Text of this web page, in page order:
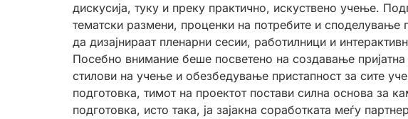
дискусија, туку и преку практично, искуствено учење.
тематски размени, проценки на потребите и споделување
да дизајнираат пленарни сесии, работилници и
Посебно внимание беше посветено на создавање
стилови на учење и обезбедување пристапност за сите
подготовка, тимот на проектот постави силна основа за
подготовка, исто така, ја зајакна соработката меѓу